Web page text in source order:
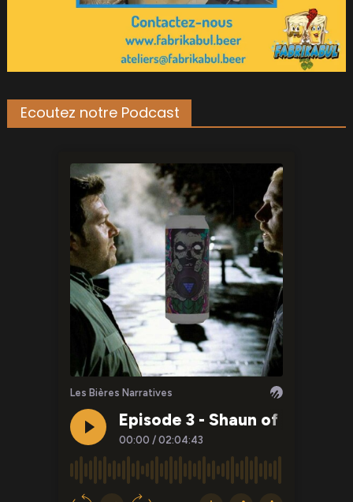
Ecoutez notre Podcast